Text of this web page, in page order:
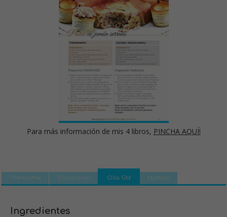
Para más información de mis 4 libros, PINCHA AQUÍ!
Thermomix Tradicional Olla GM Mambo
Ingredientes